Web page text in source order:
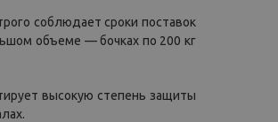
соблюдает сроки поставок
объеме — бочках по 200 кг
высокую степень защиты